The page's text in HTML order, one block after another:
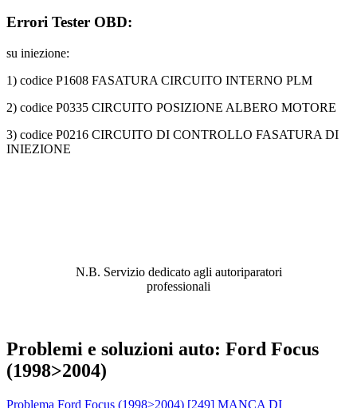
Errori Tester OBD:
su iniezione:
1) codice P1608 FASATURA CIRCUITO INTERNO PLM
2) codice P0335 CIRCUITO POSIZIONE ALBERO MOTORE
3) codice P0216 CIRCUITO DI CONTROLLO FASATURA DI
INIEZIONE
N.B. Servizio dedicato agli autoriparatori
professionali
Problemi e soluzioni auto: Ford Focus
(1998>2004)
Problema Ford Focus (1998>2004) [249] MANCA DI